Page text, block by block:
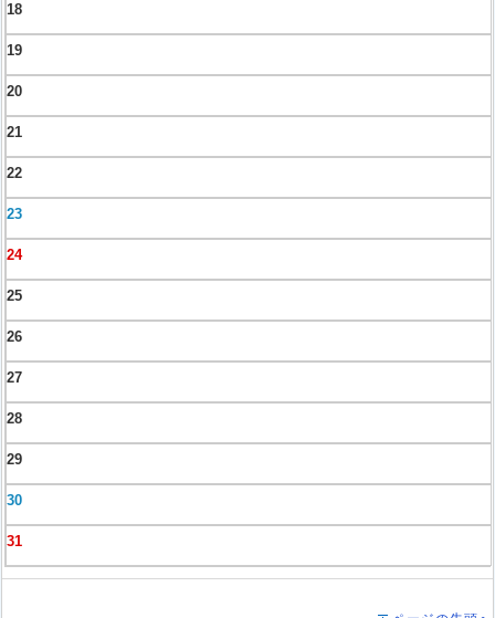
18
19
20
21
22
23
24
25
26
27
28
29
30
31